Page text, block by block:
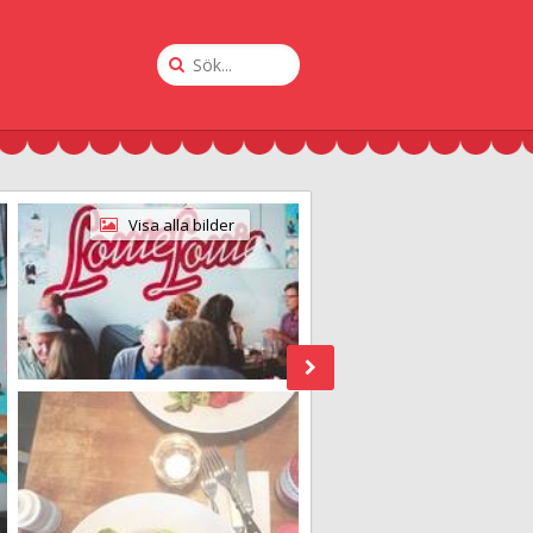
Sök
på
Visa alla bilder